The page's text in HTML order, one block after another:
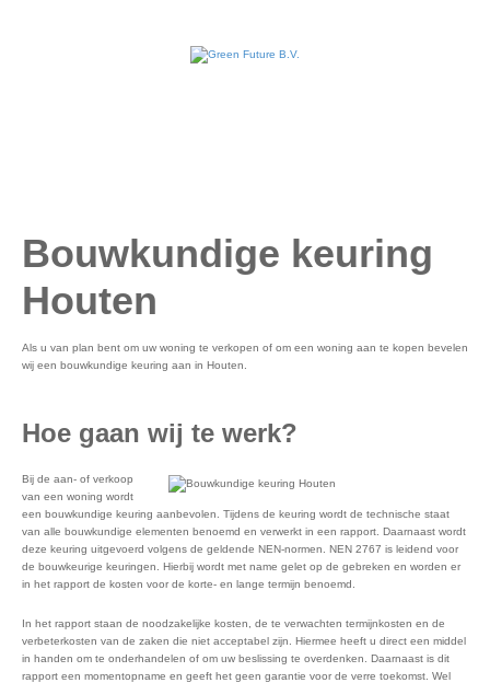
Bouwkundige keuring
Houten
Als u van plan bent om uw woning te verkopen of om een woning aan te kopen bevelen
wij een bouwkundige keuring aan in Houten.
Hoe gaan wij te werk?
Bij de aan- of verkoop
van een woning wordt
een bouwkundige keuring aanbevolen. Tijdens de keuring wordt de technische staat
van alle bouwkundige elementen benoemd en verwerkt in een rapport. Daarnaast wordt
deze keuring uitgevoerd volgens de geldende NEN-normen. NEN 2767 is leidend voor
de bouwkeurige keuringen. Hierbij wordt met name gelet op de gebreken en worden er
in het rapport de kosten voor de korte- en lange termijn benoemd.
In het rapport staan de noodzakelijke kosten, de te verwachten termijnkosten en de
verbeterkosten van de zaken die niet acceptabel zijn. Hiermee heeft u direct een middel
in handen om te onderhandelen of om uw beslissing te overdenken. Daarnaast is dit
rapport een momentopname en geeft het geen garantie voor de verre toekomst. Wel